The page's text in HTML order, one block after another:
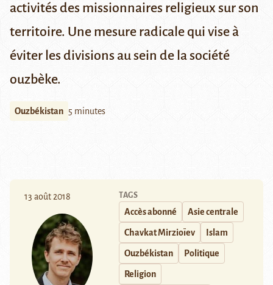
activités des missionnaires religieux sur son
territoire. Une mesure radicale qui vise à
éviter les divisions au sein de la société
ouzbèke.
Ouzbékistan 5 minutes
13 août 2018 TAGS
Accès abonné Asie centrale
Chavkat Mirzioïev Islam
Ouzbékistan Politique
Religion